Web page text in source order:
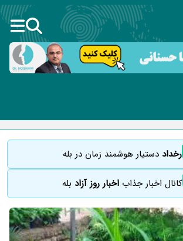
رخداددستیار هوشمند زمان در بله
کانال اخبار جذاباخبار روز آزاد بله